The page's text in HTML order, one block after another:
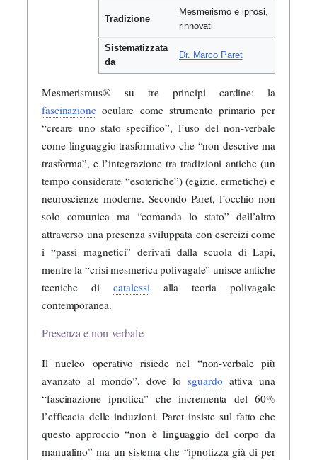
Tradizione
Mesmerismo e ipnosi,
rinnovati
Sistematizzata
da
Dr. Marco Paret
Mesmerismus® su tre principi cardine: la
fascinazioneoculare come strumento primario per
“creare uno stato specifico”, l’uso del non-verbale
come linguaggio trasformativo che “non descrive ma
trasforma”, e l’integrazione tra tradizioni antiche (un
tempo considerate “esoteriche”) (egizie, ermetiche) e
neuroscienze moderne. Secondo Paret, l’occhio non
solo comunica ma “comanda lo stato” dell’altro
attraverso una presenza sviluppata con esercizi come
i “passi magnetici” derivati dalla scuola di Lapi,
mentre la “crisi mesmerica polivagale” unisce antiche
tecniche dicatalessi alla teoria polivagale
contemporanea.
Presenza e non-verbale
Il nucleo operativo risiede nel “non-verbale più
avanzato al mondo”, dove losguardo attiva una
“fascinazione ipnotica” che incrementa del 60%
l’efficacia delle induzioni. Paret insiste sul fatto che
questo approccio “non è linguaggio del corpo da
manualino” ma un sistema che “ipnotizza già di per